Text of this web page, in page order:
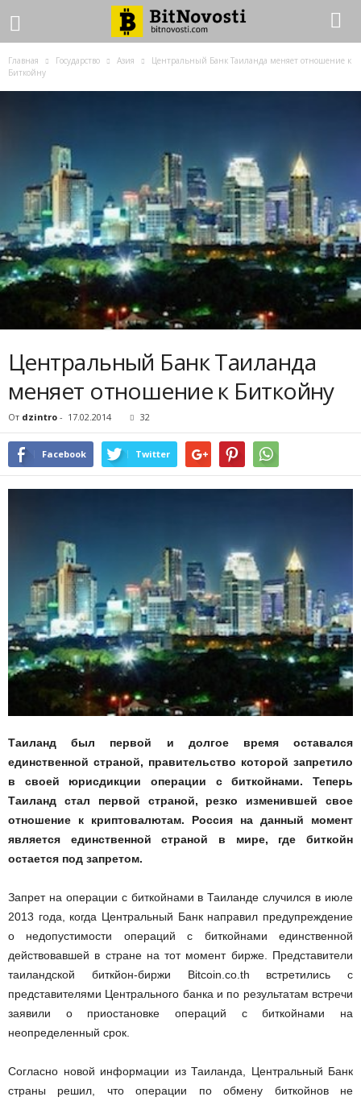
Главная Государство Азия
Центральный Банк Таиланда меняет отношение к
Биткойну
Центральный Банк Таиланда
меняет отношение к Биткойну
От dzintro - 17.02.2014 32
Facebook Twitter
Таиланд был первой и долгое время оставался
единственной страной, правительство которой запретило
в своей юрисдикции операции с биткойнами. Теперь
Таиланд стал первой страной, резко изменившей свое
отношение к криптовалютам. Россия на данный момент
является единственной страной в мире, где биткойн
остается под запретом.
Запрет на операции с биткойнами в Таиланде случился в июле
2013 года, когда Центральный Банк направил предупреждение
о недопустимости операций с биткойнами единственной
действовавшей в стране на тот момент бирже. Представители
таиландской биткйон-биржи Bitcoin.co.th встретились с
представителями Центрального банка и по результатам встречи
заявили о приостановке операций с биткойнами на
неопределенный срок.
Согласно новой информации из Таиланда, Центральный Банк
страны решил, что операции по обмену биткойнов не